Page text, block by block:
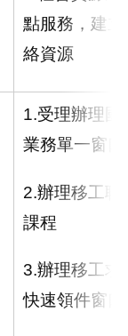
點服務，建
絡資源
1.受理辦理國
業務單一窗口
2.辦理移工聘
課程
3.辦理移工求
快速領件窗口